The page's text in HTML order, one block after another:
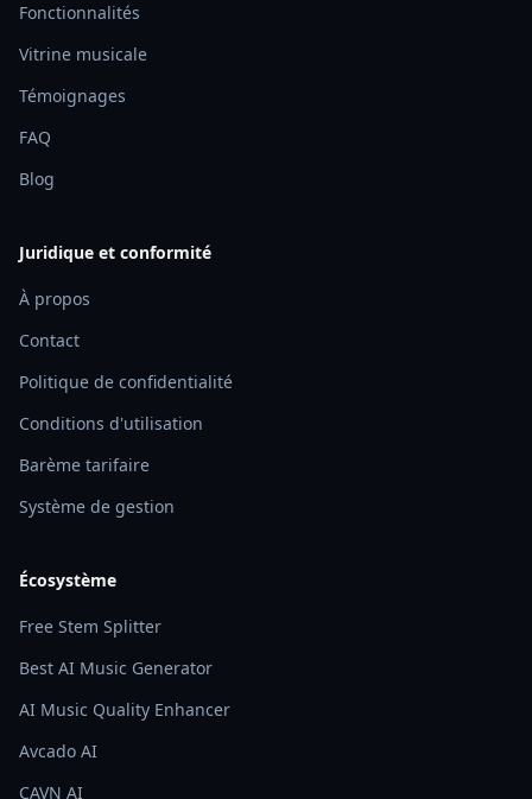
Fonctionnalités
Vitrine musicale
Témoignages
FAQ
Blog
Juridique et conformité
À propos
Contact
Politique de confidentialité
Conditions d'utilisation
Barème tarifaire
Système de gestion
Écosystème
Free Stem Splitter
Best AI Music Generator
AI Music Quality Enhancer
Avcado AI
CAVN AI